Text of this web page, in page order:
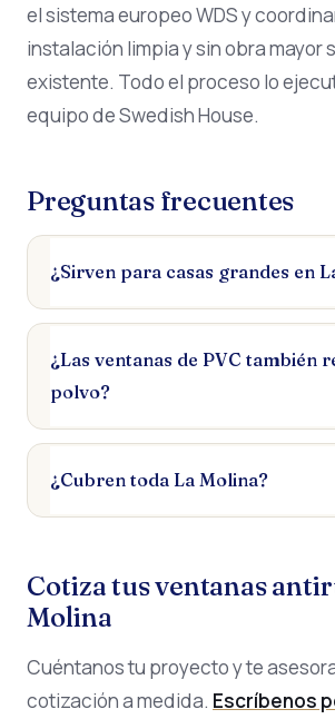
el sistema europeo WDS y
instalación limpia y sin obra mayor
existente. Todo el proceso lo
equipo de Swedish House.
Preguntas frecuentes
¿Sirven para casas grandes en
¿Las ventanas de PVC también
polvo?
¿Cubren toda La Molina?
Cotiza tus ventanas
Molina
Cuéntanos tu proyecto y te
cotización a medida. Escríbenos